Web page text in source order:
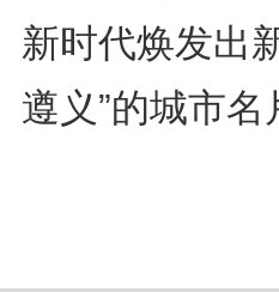
新时代焕发出
遵义”的城市